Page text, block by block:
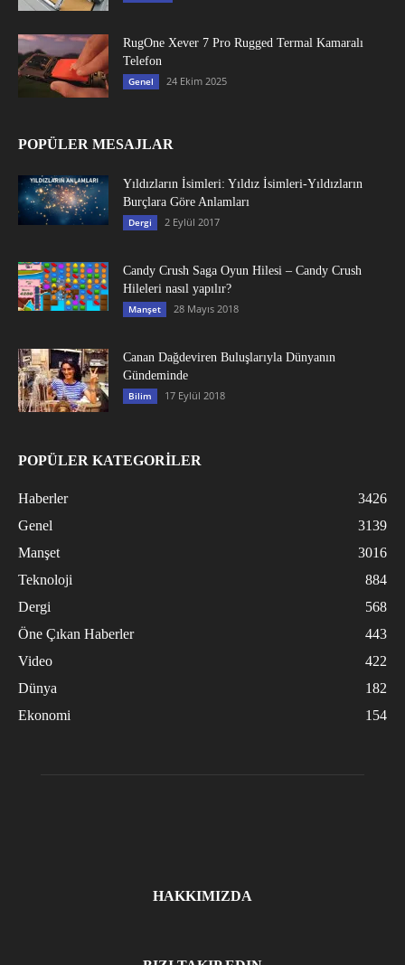
RugOne Xever 7 Pro Rugged Termal Kamaralı
Telefon
Genel 24 Ekim 2025
POPÜLER MESAJLAR
Yıldızların İsimleri: Yıldız İsimleri-Yıldızların
Burçlara Göre Anlamları
Dergi 2 Eylül 2017
Candy Crush Saga Oyun Hilesi – Candy Crush
Hileleri nasıl yapılır?
Manşet 28 Mayıs 2018
Canan Dağdeviren Buluşlarıyla Dünyanın
Gündeminde
Bilim 17 Eylül 2018
POPÜLER KATEGORİLER
Haberler
3426
Genel
3139
Manşet
3016
Teknoloji
884
Dergi
568
Öne Çıkan Haberler
443
Video
422
Dünya
182
Ekonomi
154
HAKKIMIZDA